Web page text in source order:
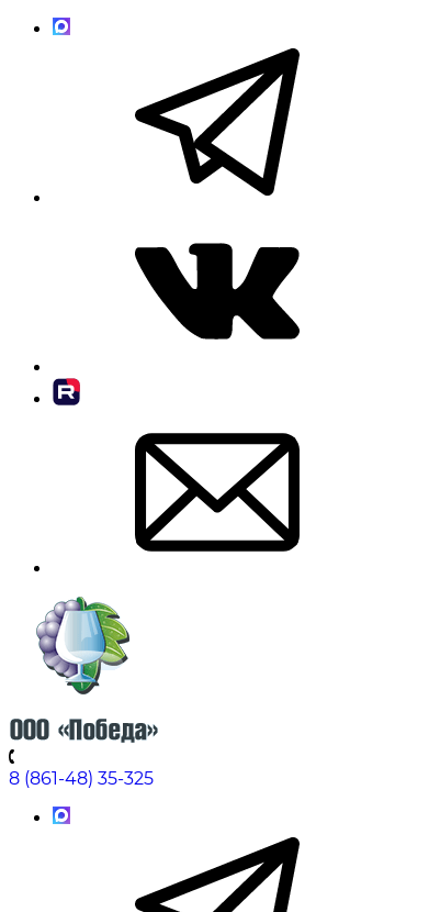
8 (861-48) 35-325